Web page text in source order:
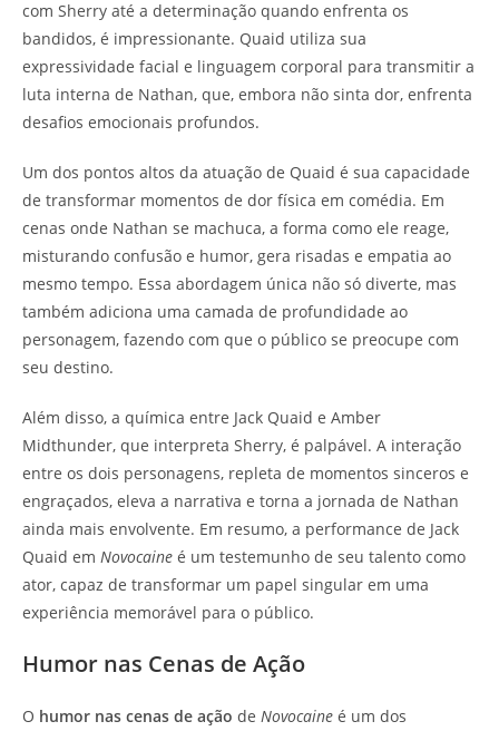
com Sherry até a determinação quando enfrenta os
bandidos, é impressionante. Quaid utiliza sua
expressividade facial e linguagem corporal para transmitir a
luta interna de Nathan, que, embora não sinta dor, enfrenta
desafios emocionais profundos.
Um dos pontos altos da atuação de Quaid é sua capacidade
de transformar momentos de dor física em comédia. Em
cenas onde Nathan se machuca, a forma como ele reage,
misturando confusão e humor, gera risadas e empatia ao
mesmo tempo. Essa abordagem única não só diverte, mas
também adiciona uma camada de profundidade ao
personagem, fazendo com que o público se preocupe com
seu destino.
Além disso, a química entre Jack Quaid e Amber
Midthunder, que interpreta Sherry, é palpável. A interação
entre os dois personagens, repleta de momentos sinceros e
engraçados, eleva a narrativa e torna a jornada de Nathan
ainda mais envolvente. Em resumo, a performance de Jack
Quaid em Novocaine é um testemunho de seu talento como
ator, capaz de transformar um papel singular em uma
experiência memorável para o público.
Humor nas Cenas de Ação
O humor nas cenas de ação de Novocaine é um dos